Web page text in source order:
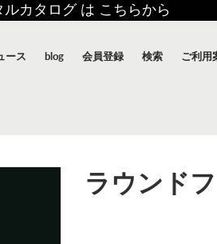
ルカタログ は こちらから
ース blog 会員登録 検索 ご利用
ラウンド